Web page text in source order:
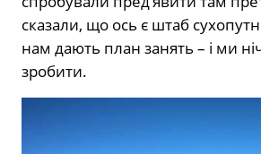
сказали, що ось є штаб
нам дають план занять – і ми
зробити.